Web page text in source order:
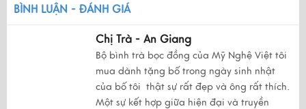
BÌNH LUẬN - ĐÁNH GIÁ
Chị Trà - An Giang
Bộ bình trà bọc đồng của Mỹ Nghệ Việt tôi
mua dành tặng bố trong ngày sinh nhật
của bố tôi thật sự rất đẹp và ông rất thích.
Một sự kết hợp giữa hiện đại và truyền